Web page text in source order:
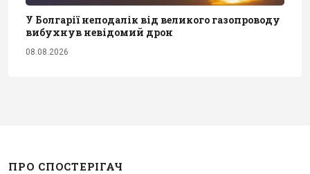
У Болгарії неподалік від великого газопроводу
вибухнув невідомий дрон
08.08.2026
ПРО СПОСТЕРІГАЧ